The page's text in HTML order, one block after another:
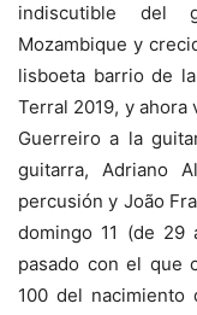
indiscutible del
Mozambique y
lisboeta barrio de
Terral 2019, y ahora
Guerreiro a la
guitarra, Adriano
percusión y João
domingo 11 (de
pasado con el que
100 del nacimiento